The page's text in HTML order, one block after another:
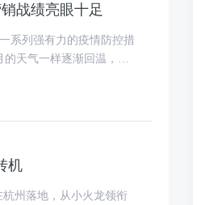
战绩亮眼十足
系列强有力的疫情防控措
天气一样逐渐回温，释
机